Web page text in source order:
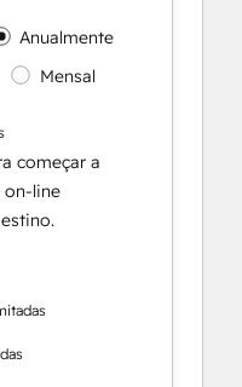
Anualmente
Mensal
começar a
on-line